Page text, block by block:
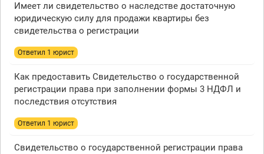
Имеет ли свидетельство о наследстве достаточную
юридическую силу для продажи квартиры без
свидетельства о регистрации
Ответил 1 юрист
Как предоставить Свидетельство о государственной
регистрации права при заполнении формы 3 НДФЛ и
последствия отсутствия
Ответил 1 юрист
Свидетельство о государственной регистрации права